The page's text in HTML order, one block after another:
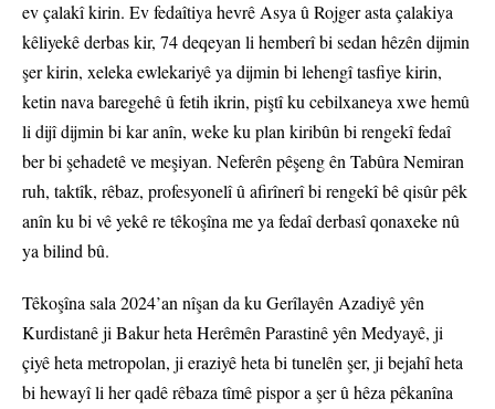
ev çalakî kirin. Ev fedaîtiya hevrê Asya û Rojger asta çalakiya
kêliyekê derbas kir, 74 deqeyan li hemberî bi sedan hêzên dijmin
şer kirin, xeleka ewlekariyê ya dijmin bi lehengî tasfiye kirin,
ketin nava baregehê û fetih ikrin, piştî ku cebilxaneya xwe hemû
li dijî dijmin bi kar anîn, weke ku plan kiribûn bi rengekî fedaî
ber bi şehadetê ve meşiyan. Neferên pêşeng ên Tabûra Nemiran
ruh, taktîk, rêbaz, profesyonelî û afirînerî bi rengekî bê qisûr pêk
anîn ku bi vê yekê re têkoşîna me ya fedaî derbasî qonaxeke nû
ya bilind bû.
Têkoşîna sala 2024’an nîşan da ku Gerîlayên Azadiyê yên
Kurdistanê ji Bakur heta Herêmên Parastinê yên Medyayê, ji
çiyê heta metropolan, ji eraziyê heta bi tunelên şer, ji bejahî heta
bi hewayî li her qadê rêbaza tîmê pispor a şer û hêza pêkanîna